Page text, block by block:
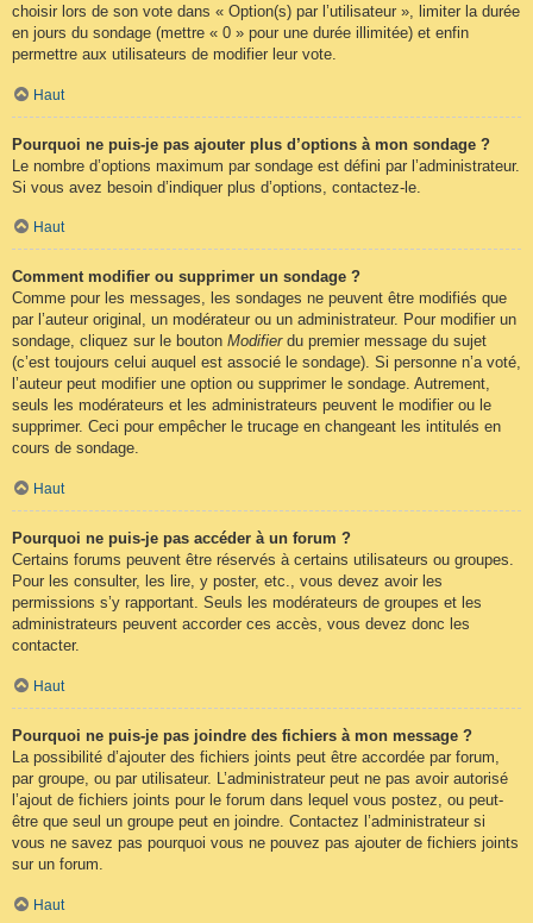
choisir lors de son vote dans « Option(s) par l’utilisateur », limiter la durée
en jours du sondage (mettre « 0 » pour une durée illimitée) et enfin
permettre aux utilisateurs de modifier leur vote.
Haut
Pourquoi ne puis-je pas ajouter plus d’options à mon sondage ?
Le nombre d’options maximum par sondage est défini par l’administrateur.
Si vous avez besoin d’indiquer plus d’options, contactez-le.
Haut
Comment modifier ou supprimer un sondage ?
Comme pour les messages, les sondages ne peuvent être modifiés que
par l’auteur original, un modérateur ou un administrateur. Pour modifier un
sondage, cliquez sur le bouton Modifierdu premier message du sujet
(c’est toujours celui auquel est associé le sondage). Si personne n’a voté,
l’auteur peut modifier une option ou supprimer le sondage. Autrement,
seuls les modérateurs et les administrateurs peuvent le modifier ou le
supprimer. Ceci pour empêcher le trucage en changeant les intitulés en
cours de sondage.
Haut
Pourquoi ne puis-je pas accéder à un forum ?
Certains forums peuvent être réservés à certains utilisateurs ou groupes.
Pour les consulter, les lire, y poster, etc., vous devez avoir les
permissions s’y rapportant. Seuls les modérateurs de groupes et les
administrateurs peuvent accorder ces accès, vous devez donc les
contacter.
Haut
Pourquoi ne puis-je pas joindre des fichiers à mon message ?
La possibilité d’ajouter des fichiers joints peut être accordée par forum,
par groupe, ou par utilisateur. L’administrateur peut ne pas avoir autorisé
l’ajout de fichiers joints pour le forum dans lequel vous postez, ou peut-
être que seul un groupe peut en joindre. Contactez l’administrateur si
vous ne savez pas pourquoi vous ne pouvez pas ajouter de fichiers joints
sur un forum.
Haut